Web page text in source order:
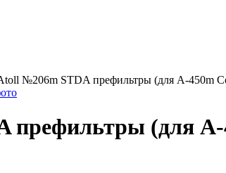
№206m STDA префильтры (для A-450m
(для A-